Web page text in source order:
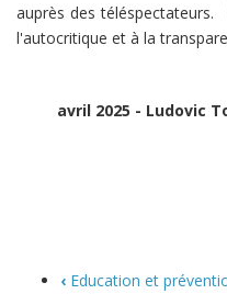
auprès des
l'autocritique et à la
avril 2025 - Ludovic
‹ Education et